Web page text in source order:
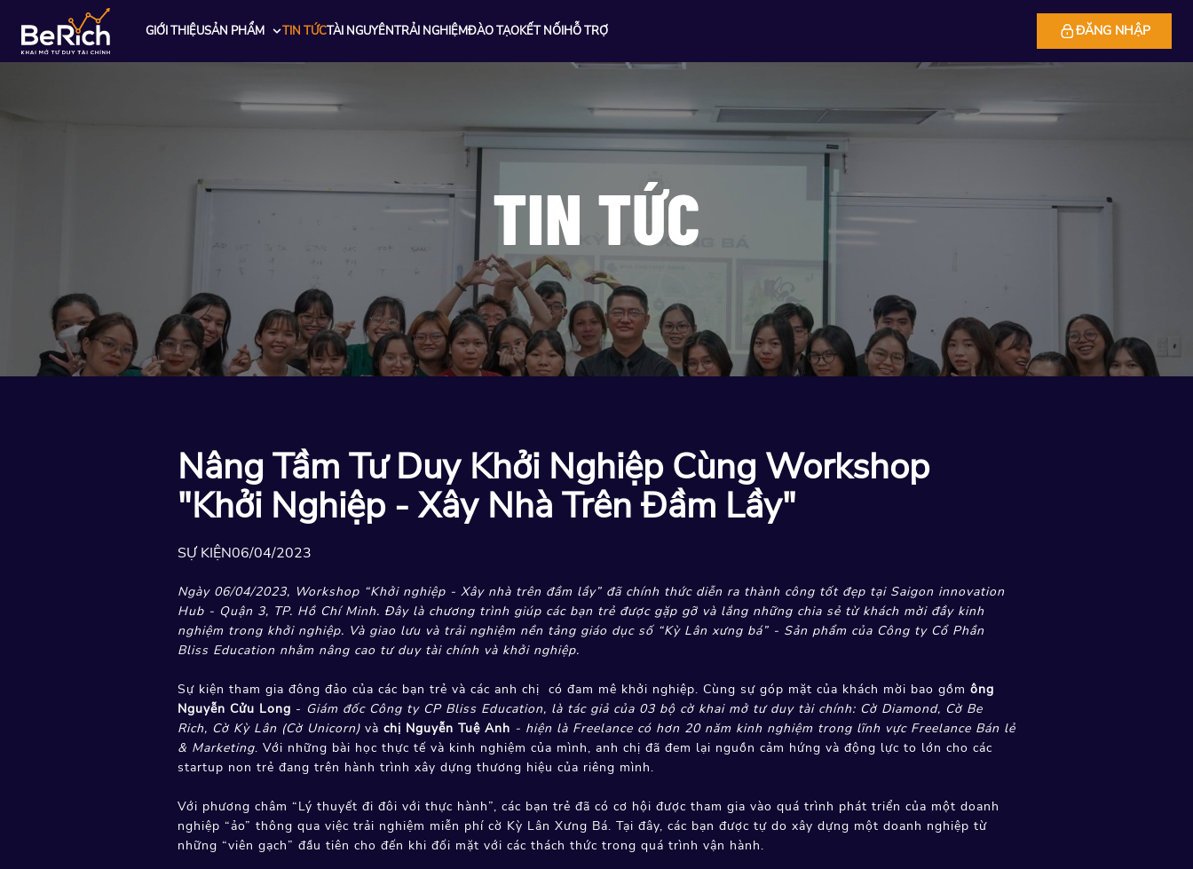
GIỚI THIỆUSẢN PHẨM TIN TỨCTÀI NGUYÊNTRẢI NGHIỆMĐÀO TẠOKẾT NỐIHỖ TRỢ ĐĂNG NHẬP
TIN TỨC
Nâng Tầm Tư Duy Khởi Nghiệp Cùng Workshop
"Khởi Nghiệp - Xây Nhà Trên Đầm Lầy"
SỰ KIỆN06/04/2023
Ngày 06/04/2023, Workshop “Khởi nghiệp - Xây nhà trên đầm lầy” đã chính thức diễn ra thành công tốt đẹp tại Saigon innovation
Hub - Quận 3, TP. Hồ Chí Minh. Đây là chương trình giúp các bạn trẻ được gặp gỡ và lắng những chia sẻ từ khách mời đầy kinh
nghiệm trong khởi nghiệp. Và giao lưu và trải nghiệm nền tảng giáo dục số “Kỳ Lân xưng bá” - Sản phẩm của Công ty Cổ Phần
Bliss Education nhằm nâng cao tư duy tài chính và khởi nghiệp.
Sự kiện tham gia đông đảo của các bạn trẻ và các anh chị có đam mê khởi nghiệp. Cùng sự góp mặt của khách mời bao gồm ông
Nguyễn Cửu Long - Giám đốc Công ty CP Bliss Education, là tác giả của 03 bộ cờ khai mở tư duy tài chính: Cờ Diamond, Cờ Be
Rich, Cờ Kỳ Lân (Cờ Unicorn) và chị Nguyễn Tuệ Anh - hiện là Freelance có hơn 20 năm kinh nghiệm trong lĩnh vực Freelance Bán lẻ
& Marketing. Với những bài học thực tế và kinh nghiệm của mình, anh chị đã đem lại nguồn cảm hứng và động lực to lớn cho các
startup non trẻ đang trên hành trình xây dựng thương hiệu của riêng mình.
Với phương châm “Lý thuyết đi đôi với thực hành”, các bạn trẻ đã có cơ hội được tham gia vào quá trình phát triển của một doanh
nghiệp “ảo” thông qua việc trải nghiệm miễn phí cờ Kỳ Lân Xưng Bá. Tại đây, các bạn được tự do xây dựng một doanh nghiệp từ
những “viên gạch” đầu tiên cho đến khi đối mặt với các thách thức trong quá trình vận hành.